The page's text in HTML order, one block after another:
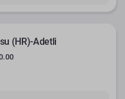
(HR)-Adetli